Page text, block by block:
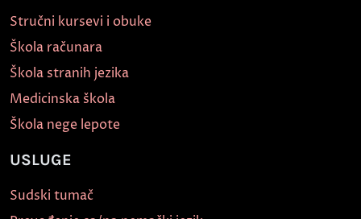
Stručni kursevi i obuke
Škola računara
Škola stranih jezika
Medicinska škola
Škola nege lepote
USLUGE
Sudski tumač